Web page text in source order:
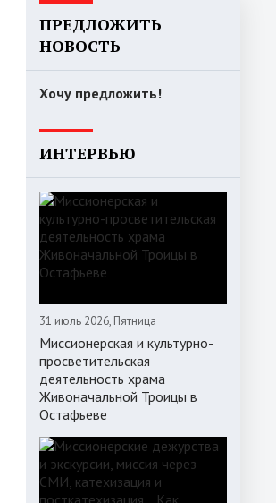
ПРЕДЛОЖИТЬ
НОВОСТЬ
Хочу предложить!
ИНТЕРВЬЮ
31 июль 2026, Пятница
Миссионерская и культурно-
просветительская
деятельность храма
Живоначальной Троицы в
Остафьеве